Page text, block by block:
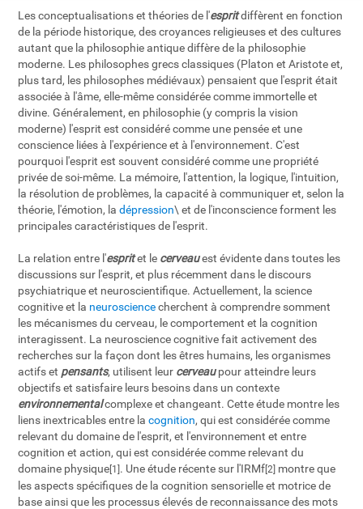
Les conceptualisations et théories de l'espritdiffèrent en fonction
de la période historique, des croyances religieuses et des cultures
autant que la philosophie antique diffère de la philosophie
moderne. Les philosophes grecs classiques (Platon et Aristote et,
plus tard, les philosophes médiévaux) pensaient que l'esprit était
associée à l'âme, elle-même considérée comme immortelle et
divine. Généralement, en philosophie (y compris la vision
moderne) l'esprit est considéré comme une pensée et une
conscience liées à l'expérience et à l'environnement. C'est
pourquoi l'esprit est souvent considéré comme une propriété
privée de soi-même. La mémoire, l'attention, la logique, l'intuition,
la résolution de problèmes, la capacité à communiquer et, selon la
théorie, l'émotion, ladépression\ et de l'inconscience forment les
principales caractéristiques de l'esprit.
La relation entre l'espritet le cerveauest évidente dans toutes les
discussions sur l'esprit, et plus récemment dans le discours
psychiatrique et neuroscientifique. Actuellement, la science
cognitive et la neurosciencecherchent à comprendre somment
les mécanismes du cerveau, le comportement et la cognition
interagissent. La neuroscience cognitive fait activement des
recherches sur la façon dont les êtres humains, les organismes
actifs et pensants, utilisent leur cerveaupour atteindre leurs
objectifs et satisfaire leurs besoins dans un contexte
environnementalcomplexe et changeant. Cette étude montre les
liens inextricables entre lacognition, qui est considérée comme
relevant du domaine de l'esprit, et l'environnement et entre
cognition et action, qui est considérée comme relevant du
domaine physique [1] . Une étude récente sur l'IRMf[2] montre que
les aspects spécifiques de la cognition sensorielle et motrice de
base ainsi que les processus élevés de reconnaissance des mots